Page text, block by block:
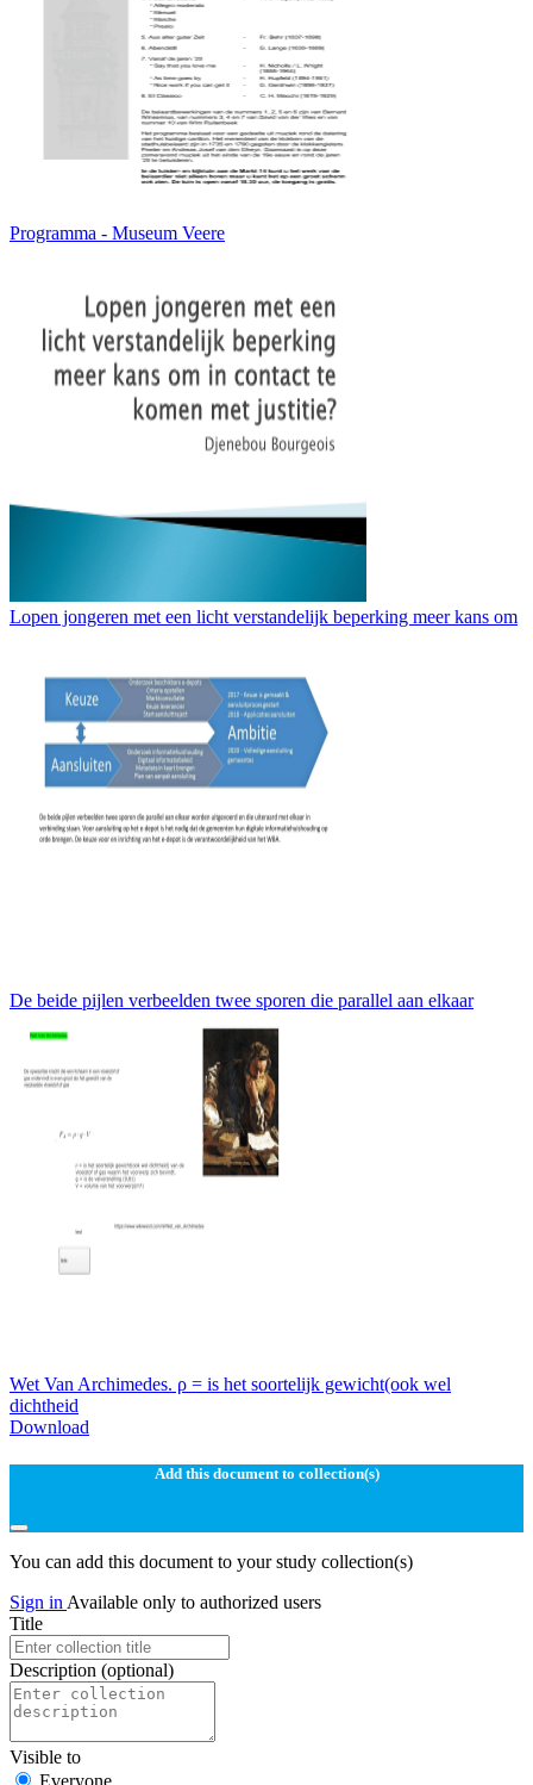
Programma - Museum Veere
Lopen jongeren met een licht verstandelijk beperking meer kans om
De beide pijlen verbeelden twee sporen die parallel aan elkaar
Wet Van Archimedes. ρ = is het soortelijk gewicht(ook wel
dichtheid
Download
Add this document to collection(s)
You can add this document to your study collection(s)
Sign in Available only to authorized users
Title
Description (optional)
Visible to
Everyone